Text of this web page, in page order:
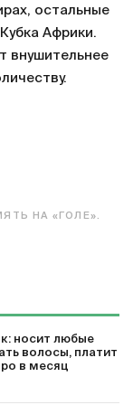
остальные
Африки.
внушительнее
НА «ГОЛЕ».
носит любые
волосы, платит
в месяц